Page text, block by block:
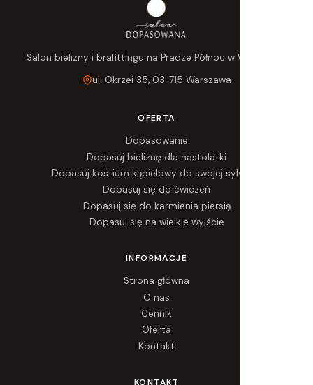
Salon bielizny i brafittingu na Pradze Północ w Warszawie.
ul. Okrzei 35, 03-715 Warszawa
OFERTA
Dopasowanie
Dopasuj bieliznę dla nastolatki
Dopasuj kostium kąpielowy do swojej sylwetki
Dopasuj się do ćwiczeń
Dopasuj się do karmienia piersią
Dopasuj się na wielkie wyjście
INFORMACJE
Strona główna
O nas
Cennik
Oferta
Kontakt
KONTAKT